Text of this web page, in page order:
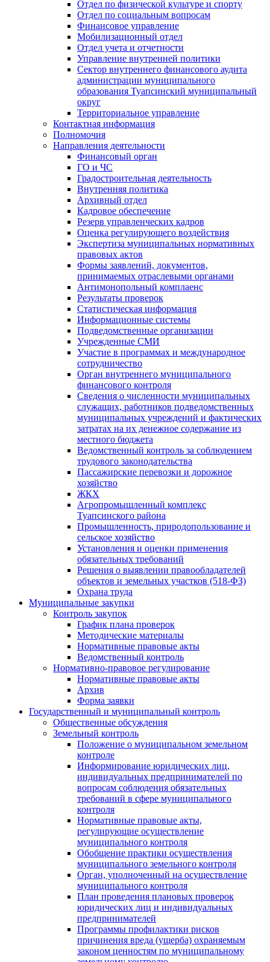
Отдел по физической культуре и спорту
Отдел по социальным вопросам
Финансовое управление
Мобилизационный отдел
Отдел учета и отчетности
Управление внутренней политики
Сектор внутреннего финансового аудита
администрации муниципального
образования Туапсинский муниципальный
округ
Территориальное управление
Контактная информация
Полномочия
Направления деятельности
Финансовый орган
ГО и ЧС
Градостроительная деятельность
Внутренняя политика
Архивный отдел
Кадровое обеспечение
Резерв управленческих кадров
Оценка регулирующего воздействия
Экспертиза муниципальных нормативных
правовых актов
Формы заявлений, документов,
принимаемых отраслевыми органами
Антимонопольный комплаенс
Результаты проверок
Статистическая информация
Информационные системы
Подведомственные организации
Учрежденные СМИ
Участие в программах и международное
сотрудничество
Орган внутреннего муниципального
финансового контроля
Сведения о численности муниципальных
служащих, работников подведомственных
муниципальных учреждений и фактических
затратах на их денежное содержание из
местного бюджета
Ведомственный контроль за соблюдением
трудового законодательства
Пассажирские перевозки и дорожное
хозяйство
ЖКХ
Агропромышленный комплекс
Туапсинского района
Промышленность, природопользование и
сельское хозяйство
Установления и оценки применения
обязательных требований
Решения о выявлении правообладателей
объектов и земельных участков (518-ФЗ)
Охрана труда
Муниципальные закупки
Контроль закупок
График плана проверок
Методические материалы
Нормативные правовые акты
Ведомственный контроль
Нормативно-правовое регулирование
Нормативные правовые акты
Архив
Форма заявки
Государственный и муниципальный контроль
Общественные обсуждения
Земельный контроль
Положение о муниципальном земельном
контроле
Информирование юридических лиц,
индивидуальных предпринимателей по
вопросам соблюдения обязательных
требований в сфере муниципального
контроля
Нормативные правовые акты,
регулирующие осуществление
муниципального контроля
Обобщение практики осуществления
муниципального земельного контроля
Орган, уполноченный на осуществление
муниципального контроля
План проведения плановых проверок
юридических лиц и индивидуальных
предпринимателей
Программы профилактики рисков
причинения вреда (ущерба) охраняемым
законом ценностям по муниципальному